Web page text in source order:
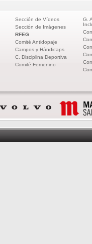
Sección de Vídeos
Sección de Imágenes
RFEG
Comité Antidopaje
Campos y Hándicaps
C. Disciplina Deportiva
Comité Femenino
G.